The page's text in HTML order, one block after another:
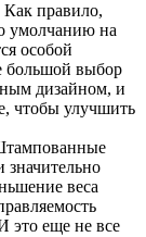
правило,
умолчанию на
особой
большой выбор
дизайном, и
чтобы улучшить
значительно
веса
это еще не все